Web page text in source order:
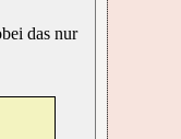
das nur